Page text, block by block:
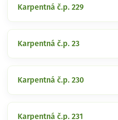
Karpentná č.p. 229
Karpentná č.p. 23
Karpentná č.p. 230
Karpentná č.p. 231